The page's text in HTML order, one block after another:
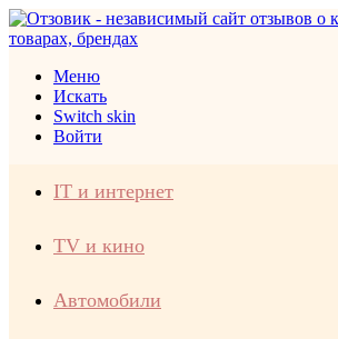
Меню
Искать
Switch skin
Войти
IT и интернет
TV и кино
Автомобили